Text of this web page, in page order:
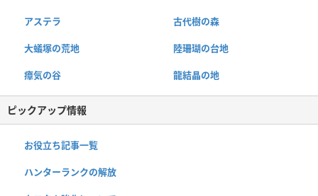
アステラ 古代樹の森
大蟻塚の荒地 陸珊瑚の台地
瘴気の谷 龍結晶の地
ピックアップ情報
お役立ち記事一覧
ハンターランクの解放